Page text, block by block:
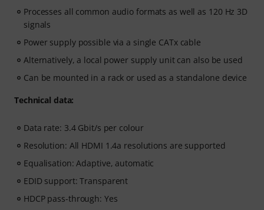
Processes all common audio formats as well as 120 Hz 3D
signals
Power supply possible via a single CATx cable
Alternatively, a local power supply unit can also be used
Can be mounted in a rack or used as a standalone device
Technical data:
Data rate: 3.4 Gbit/s per colour
Resolution: All HDMI 1.4a resolutions are supported
Equalisation: Adaptive, automatic
EDID support: Transparent
HDCP pass-through: Yes